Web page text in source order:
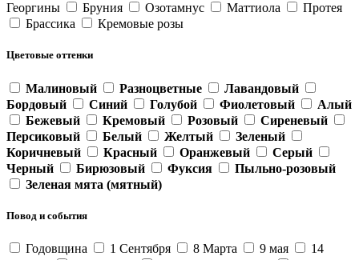
Георгины
Бруния Озотамнус Маттиола
Протея
Брассика
Кремовые розы
Цветовые оттенки
Малиновый Разноцветные
Лавандовый
Бордовый
Синий Голубой Фиолетовый
Алый
Бежевый
Кремовый Розовый
Сиреневый
Персиковый
Белый Желтый
Зеленый
Коричневый
Красный Оранжевый
Серый
Черный
Бирюзовый Фуксия
Пыльно-розовый
Зеленая мята (мятный)
Повод и события
Годовщина 1 Сентября 8 Марта 9 мая
14